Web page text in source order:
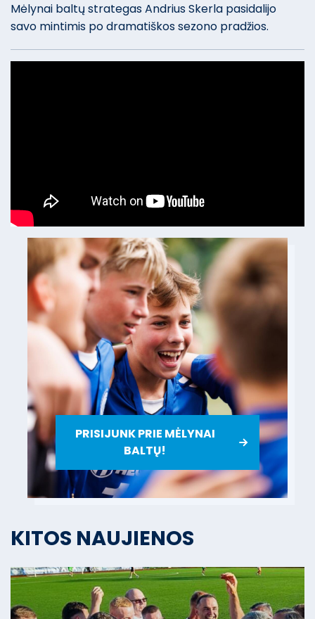
Mėlynai baltų strategas Andrius Skerla pasidalijo
savo mintimis po dramatiškos sezono pradžios.
PRISIJUNK PRIE MĖLYNAI
BALTŲ!
KITOS NAUJIENOS